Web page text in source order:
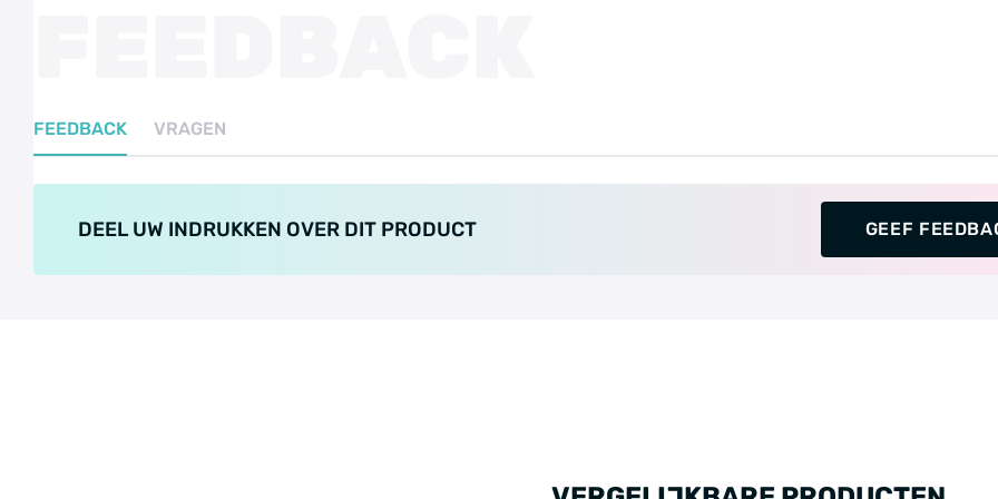
FEEDBACK VRAGEN
DEEL UW INDRUKKEN OVER DIT PRODUCT GEEF